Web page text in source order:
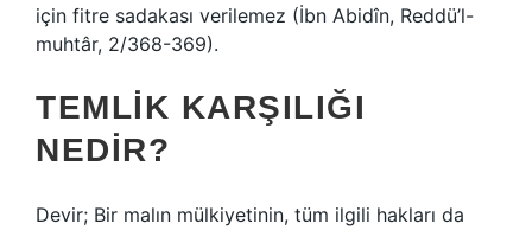
için fitre sadakası verilemez (İbn Abidîn, Reddü’l-
muhtâr, 2/368-369).
TEMLIK KARŞILIĞI
NEDIR?
Devir; Bir malın mülkiyetinin, tüm ilgili hakları da